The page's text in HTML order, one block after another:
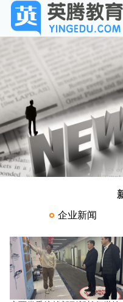
考试宝典
卫教云
关于英腾
急救科普
新闻中心
企业新闻